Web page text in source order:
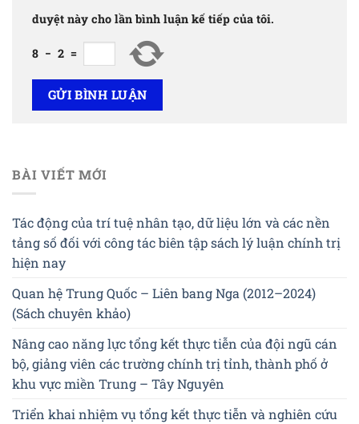
duyệt này cho lần bình luận kế tiếp của tôi.
8 − 2 =
BÀI VIẾT MỚI
Tác động của trí tuệ nhân tạo, dữ liệu lớn và các nền
tảng số đối với công tác biên tập sách lý luận chính trị
hiện nay
Quan hệ Trung Quốc – Liên bang Nga (2012–2024)
(Sách chuyên khảo)
Nâng cao năng lực tổng kết thực tiễn của đội ngũ cán
bộ, giảng viên các trường chính trị tỉnh, thành phố ở
khu vực miền Trung – Tây Nguyên
Triển khai nhiệm vụ tổng kết thực tiễn và nghiên cứu